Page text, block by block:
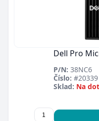
Dell Pro
P/N: 38NC6
Číslo: #20339
Sklad: Na